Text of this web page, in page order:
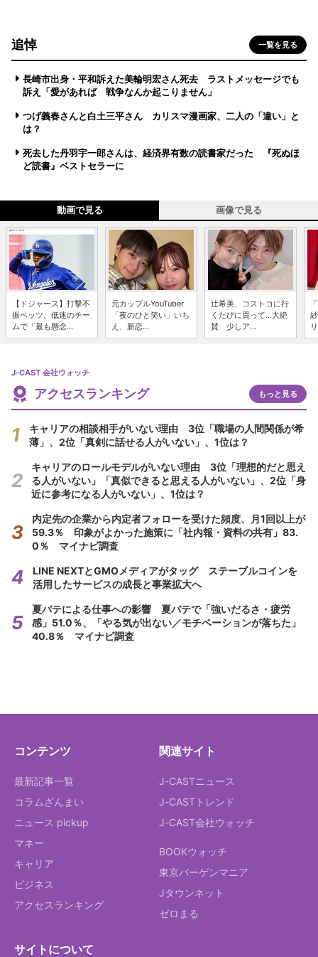
追悼 一覧を見る
長崎市出身・平和訴えた美輪明宏さん死去 ラストメッセージでも
訴え「愛があれば 戦争なんか起こりません」
つげ義春さんと白土三平さん カリスマ漫画家、二人の「違い」と
は？
死去した丹羽宇一郎さんは、経済界有数の読書家だった 『死ぬほ
ど読書』ベストセラーに
動画で見る 画像で見る
【ドジャース】打撃不
振ベッツ、低迷のチー
ムで「最も懸念...
元カップルYouTuber
「夜のひと笑い」いち
え、新恋...
辻希美、コストコに行
くたびに買って...大絶
賛 少しア...
J-CAST 会社ウォッチ
アクセスランキング もっと見る
キャリアの相談相手がいない理由 3位「職場の人間関係が希
薄」、2位「真剣に話せる人がいない」、1位は？
キャリアのロールモデルがいない理由 3位「理想的だと思え
る人がいない」「真似できると思える人がいない」、2位「身
近に参考になる人がいない」、1位は？
内定先の企業から内定者フォローを受けた頻度、月1回以上が
59.3％ 印象がよかった施策に「社内報・資料の共有」83.
0％ マイナビ調査
LINE NEXTとGMOメディアがタッグ ステーブルコインを
活用したサービスの成長と事業拡大へ
夏バテによる仕事への影響 夏バテで「強いだるさ・疲労
感」51.0％、「やる気が出ない／モチベーションが落ちた」
40.8％ マイナビ調査
コンテンツ
最新記事一覧
コラムざんまい
ニュース pickup
マネー
キャリア
ビジネス
アクセスランキング
関連サイト
J-CASTニュース
J-CASTトレンド
J-CAST会社ウォッチ
BOOKウォッチ
東京バーゲンマニア
Jタウンネット
ゼロまる
サイトについて